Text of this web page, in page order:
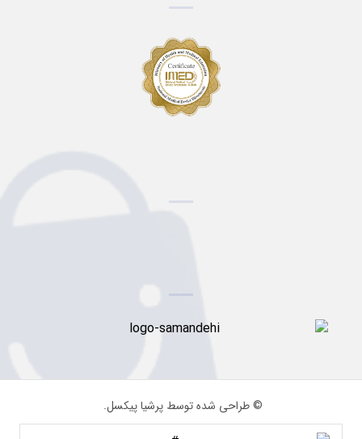
© طراحی شده توسط پرشیا پیکسل.